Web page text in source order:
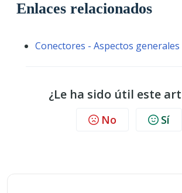
Enlaces relacionados
Conectores - Aspectos generales
¿Le ha sido útil este
No Sí